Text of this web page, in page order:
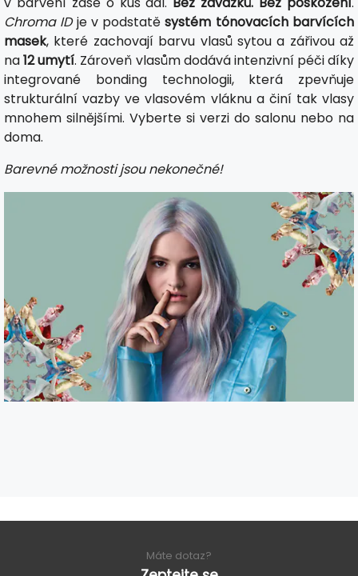
Chroma IDje v podstatěsystém tónovacích barvících
masek, které zachovají barvu vlasů sytou a zářivou až
na12 umytí. Zároveň vlasům dodává intenzivní péči díky
integrované bonding technologii, která zpevňuje
strukturální vazby ve vlasovém vláknu a činí tak vlasy
mnohem silnějšími. Vyberte si verzi do salonu nebo na
doma.
Barevné možnosti jsou nekonečné!
Máte dotaz?